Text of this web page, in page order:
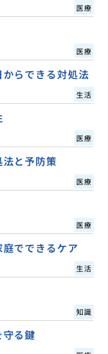
医療
医療
らできる対処法
生活
医療
と予防策
医療
医療
でできるケア
生活
知識
る鍵